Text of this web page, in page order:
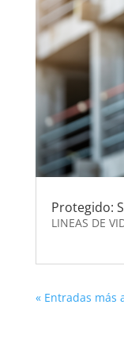
Protegido:
LINEAS DE
« Entradas más